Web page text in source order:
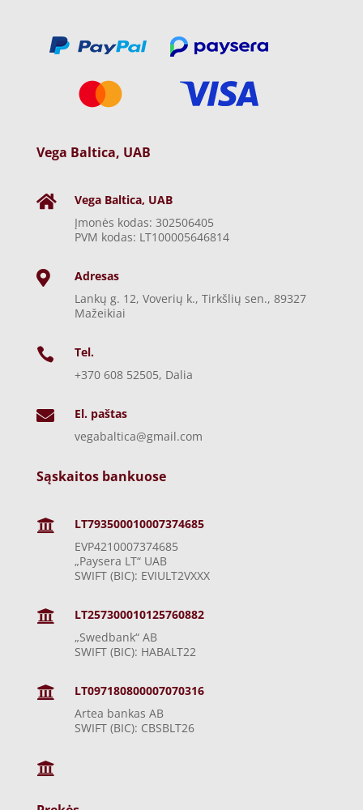
Vega Baltica, UAB

Vega Baltica, UAB
Įmonės kodas: 302506405
PVM kodas: LT100005646814

Adresas
Lankų g. 12, Voverių k., Tirkšlių sen., 89327
Mažeikiai

Tel.
+370 608 52505, Dalia

El. paštas
vegabaltica@gmail.com
Sąskaitos bankuose

LT793500010007374685
EVP4210007374685
„Paysera LT“ UAB
SWIFT (BIC): EVIULT2VXXX

LT257300010125760882
„Swedbank“ AB
SWIFT (BIC): HABALT22

LT097180800007070316
Artea bankas AB
SWIFT (BIC): CBSBLT26
